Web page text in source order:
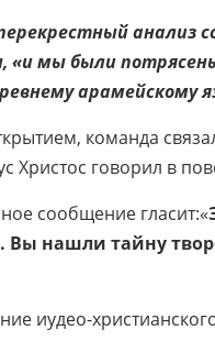
анализ
«и мы были
арамейскому
команда
Христос говорил в
сообщение гласит:«
нашли тайну
иудео-